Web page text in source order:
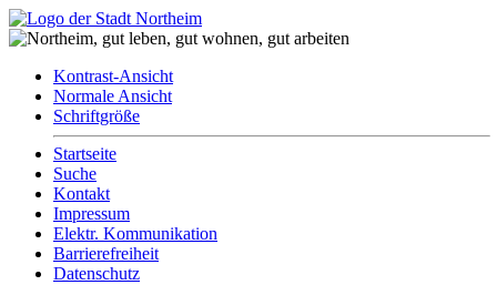
Kontrast-Ansicht
Normale Ansicht
Schriftgröße
Startseite
Suche
Kontakt
Impressum
Elektr. Kommunikation
Barrierefreiheit
Datenschutz